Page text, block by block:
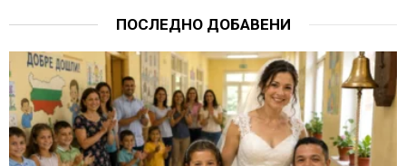
ПОСЛЕДНО ДОБАВЕНИ